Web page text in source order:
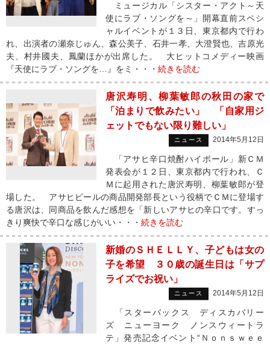
ミュージカル「シスター・アクト～天
使にラブ・ソングを～」開幕直前スペシ
ャルイベントが１３日、東京都内で行わ
れ、出演者の瀬奈じゅん、森公美子、石井一孝、大澄賢也、吉原光
夫、村井國夫、鳳蘭ほかが出席した。 大ヒットコメディー映画
『天使にラブ・ソングを…』をミ・・・ 続きを読む
唐沢寿明、柳葉敏郎の秋田の家で
「泊まりで飲みたい」 「自家用ジ
ェットでもない限り難しい」
ニュース 2014年5月12日
「アサヒ辛口焼酎ハイボール」新ＣＭ
発表会が１２日、東京都内で行われ、Ｃ
Ｍに起用された唐沢寿明、柳葉敏郎が登
場した。 アサヒビールの商品開発部長という役柄でＣＭに登場す
る唐沢は、同商品を飲んだ感想を「新しいアサヒの辛口です。すっ
きり爽快で辛口な感じがいい・・・ 続きを読む
新婚のＳＨＥＬＬＹ、子どもは女の
子を希望 ３０歳の誕生日は「サプ
ライズでお祝い」
ニュース 2014年5月12日
「スターバックス ディスカバリー
ズ ニューヨーク ノンスウィートラ
テ」発売記念イベント“Ｎｏｎｓｗｅｅ